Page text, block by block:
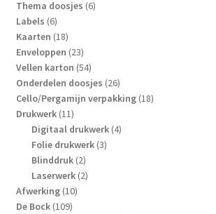
Thema doosjes 66
Labels 66
producten
Kaarten 1818
producten
Enveloppen 2323
producten
Vellen karton 5454
producten
Onderdelen doosjes 2626
producten
Cello/Pergamijn verpakking 1818
Drukwerk 1111
producten
Digitaal drukwerk 44
Folie drukwerk 33
Blinddruk 22
producten
Laserwerk 22
Afwerking 1010
De Bock 109109